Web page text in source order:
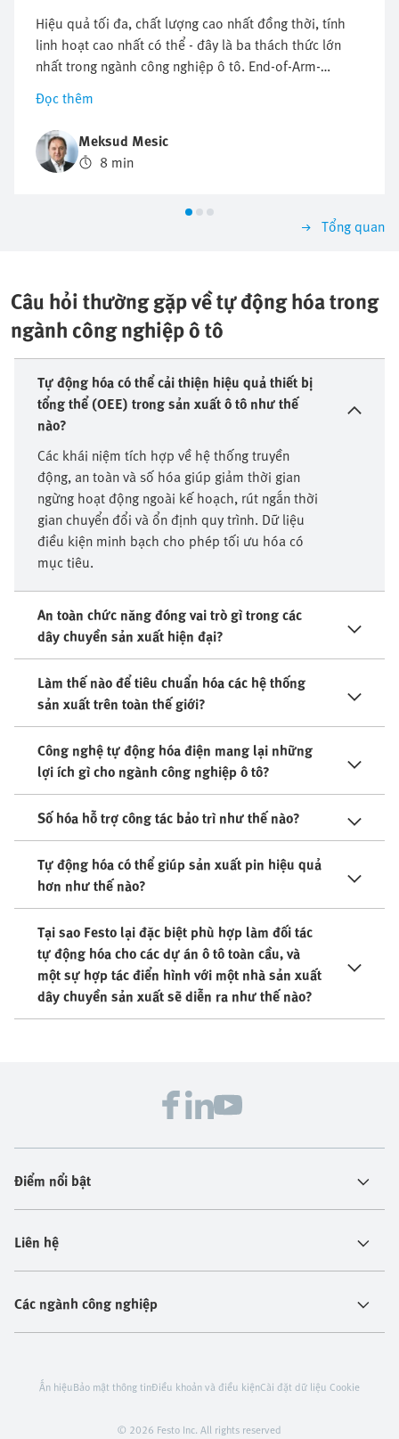
Hiệu quả tối đa, chất lượng cao nhất đồng thời, tính
linh hoạt cao nhất có thể - đây là ba thách thức lớn
nhất trong ngành công nghiệp ô tô. End-of-Arm-
Tooling (EOAT) đóng vai trò quan trọng ở đây vì nó
được thiết kế riêng theo yêu cầu của các cơ sở sản
xuất hiện đại trong các xưởng sản xuất thân xe và
xưởng ép.
Đọc thêm
Meksud Mesic
8 min
Tổng quan
Câu hỏi thường gặp về tự động hóa trong
ngành công nghiệp ô tô
Tự động hóa có thể cải thiện hiệu quả thiết bị
tổng thể (OEE) trong sản xuất ô tô như thế
nào?
Các khái niệm tích hợp về hệ thống truyền
động, an toàn và số hóa giúp giảm thời gian
ngừng hoạt động ngoài kế hoạch, rút ngắn thời
gian chuyển đổi và ổn định quy trình. Dữ liệu
điều kiện minh bạch cho phép tối ưu hóa có
mục tiêu.
An toàn chức năng đóng vai trò gì trong các
dây chuyền sản xuất hiện đại?
Làm thế nào để tiêu chuẩn hóa các hệ thống
sản xuất trên toàn thế giới?
Công nghệ tự động hóa điện mang lại những
lợi ích gì cho ngành công nghiệp ô tô?
Số hóa hỗ trợ công tác bảo trì như thế nào?
Tự động hóa có thể giúp sản xuất pin hiệu quả
hơn như thế nào?
Tại sao Festo lại đặc biệt phù hợp làm đối tác
tự động hóa cho các dự án ô tô toàn cầu, và
một sự hợp tác điển hình với một nhà sản xuất
dây chuyền sản xuất sẽ diễn ra như thế nào?
Điểm nổi bật
Liên hệ
Các ngành công nghiệp
© 2026 Festo Inc. All rights reserved
Ấn hiệuBảo mật thông tinĐiều khoản và điều kiệnCài đặt dữ liệu Cookie